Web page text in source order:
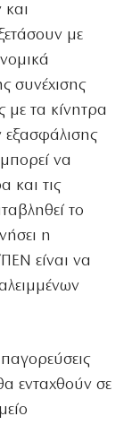
με
συνέχισης
με τα κίνητρα
εξασφάλισης
να
και τις
το
η
είναι να
ενταχθούν σε